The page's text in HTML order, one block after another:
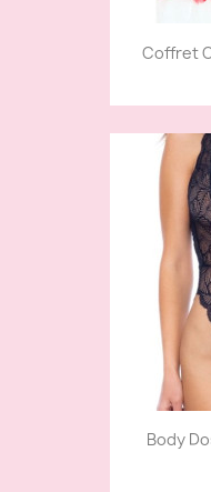
Coffret
Body